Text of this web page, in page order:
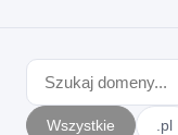
Wszystkie .pl